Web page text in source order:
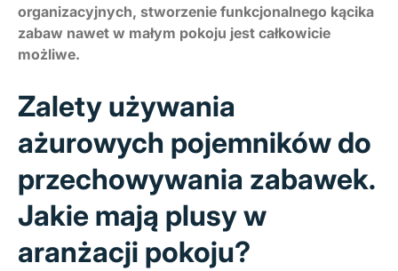
organizacyjnych, stworzenie funkcjonalnego kącika
zabaw nawet w małym pokoju jest całkowicie
możliwe.
Zalety używania
ażurowych pojemników do
przechowywania zabawek.
Jakie mają plusy w
aranżacji pokoju?